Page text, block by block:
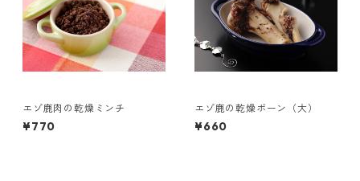
エゾ鹿肉の乾燥ミンチ
¥770
エゾ鹿の乾燥ボーン（大）
¥660